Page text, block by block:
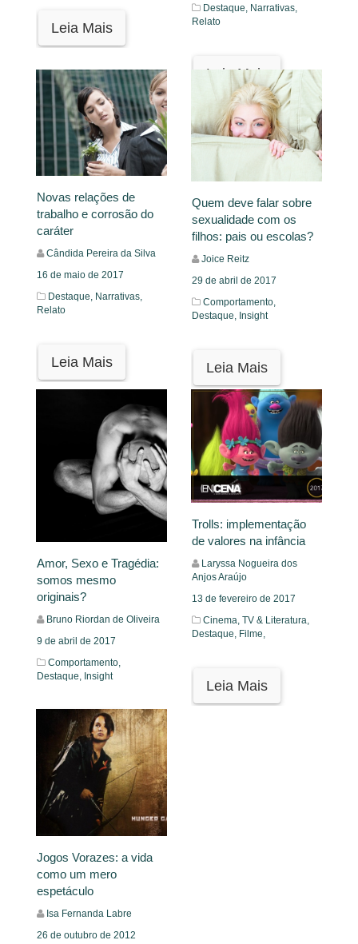
Leia Mais
Destaque, Narrativas,
Relato
Leia Mais
Novas relações de
trabalho e corrosão do
caráter
Cândida Pereira da Silva
16 de maio de 2017
Destaque, Narrativas,
Relato
Leia Mais
Quem deve falar sobre
sexualidade com os
filhos: pais ou escolas?
Joice Reitz
29 de abril de 2017
Comportamento,
Destaque, Insight
Leia Mais
Amor, Sexo e Tragédia:
somos mesmo
originais?
Bruno Riordan de Oliveira
9 de abril de 2017
Comportamento,
Destaque, Insight
Leia Mais
Trolls: implementação
de valores na infância
Laryssa Nogueira dos
Anjos Araújo
13 de fevereiro de 2017
Cinema, TV & Literatura,
Destaque, Filme,
Leia Mais
Jogos Vorazes: a vida
como um mero
espetáculo
Isa Fernanda Labre
26 de outubro de 2012